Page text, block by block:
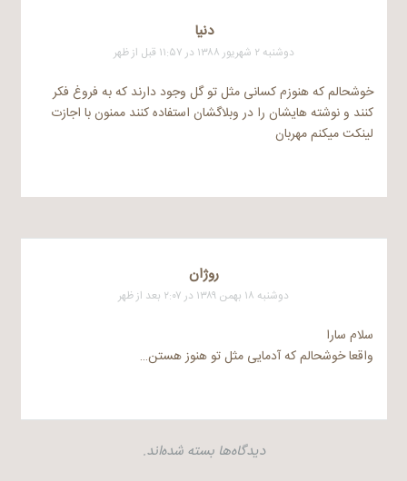
دنیا
دوشنبه ۲ شهریور ۱۳۸۸ در ۱۱:۵۷ قبل از ظهر
خوشحالم که هنوزم کسانی مثل تو گل وجود دارند که به فروغ فکر
کنند و نوشته هایشان را در وبلاگشان استفاده کنند ممنون با اجازت
لینکت میکنم مهربان
روژان
دوشنبه ۱۸ بهمن ۱۳۸۹ در ۲:۰۷ بعد از ظهر
سلام سارا
واقعا خوشحالم که آدمایی مثل تو هنوز هستن…
دیدگاه‌ها بسته شده‌اند.